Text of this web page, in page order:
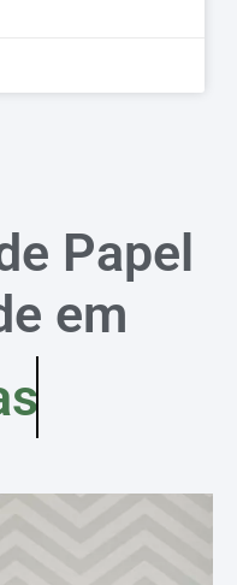
Papel
em